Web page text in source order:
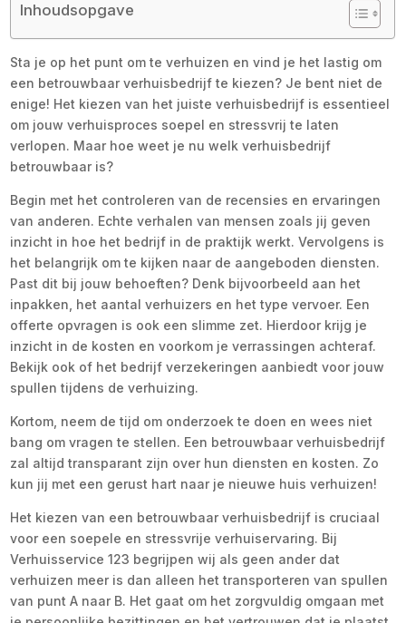
Inhoudsopgave
Sta je op het punt om te verhuizen en vind je het lastig om
een betrouwbaar verhuisbedrijf te kiezen? Je bent niet de
enige! Het kiezen van het juiste verhuisbedrijf is essentieel
om jouw verhuisproces soepel en stressvrij te laten
verlopen. Maar hoe weet je nu welk verhuisbedrijf
betrouwbaar is?
Begin met het controleren van de recensies en ervaringen
van anderen. Echte verhalen van mensen zoals jij geven
inzicht in hoe het bedrijf in de praktijk werkt. Vervolgens is
het belangrijk om te kijken naar de aangeboden diensten.
Past dit bij jouw behoeften? Denk bijvoorbeeld aan het
inpakken, het aantal verhuizers en het type vervoer. Een
offerte opvragen is ook een slimme zet. Hierdoor krijg je
inzicht in de kosten en voorkom je verrassingen achteraf.
Bekijk ook of het bedrijf verzekeringen aanbiedt voor jouw
spullen tijdens de verhuizing.
Kortom, neem de tijd om onderzoek te doen en wees niet
bang om vragen te stellen. Een betrouwbaar verhuisbedrijf
zal altijd transparant zijn over hun diensten en kosten. Zo
kun jij met een gerust hart naar je nieuwe huis verhuizen!
Het kiezen van een betrouwbaar verhuisbedrijf is cruciaal
voor een soepele en stressvrije verhuiservaring. Bij
Verhuisservice 123 begrijpen wij als geen ander dat
verhuizen meer is dan alleen het transporteren van spullen
van punt A naar B. Het gaat om het zorgvuldig omgaan met